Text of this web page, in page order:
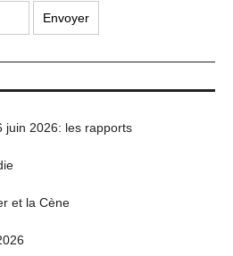
juin 2026: les rapports
et la Cène